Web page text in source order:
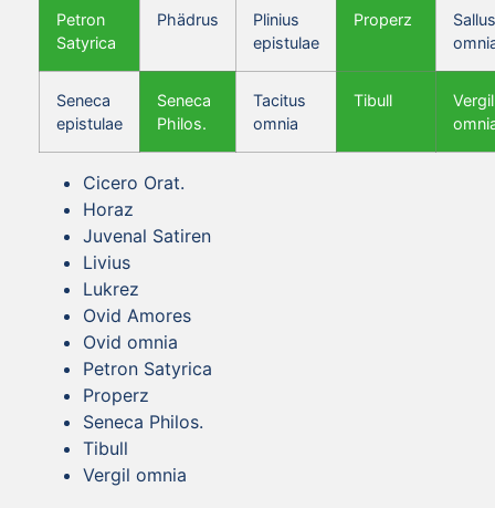
Petron
Satyrica
Phädrus
Plinius
epistulae
Properz
Seneca
epistulae
Seneca
Philos.
Tacitus
omnia
Tibull
Vergil
Cicero Orat.
Horaz
Juvenal Satiren
Livius
Lukrez
Ovid Amores
Ovid omnia
Petron Satyrica
Properz
Seneca Philos.
Tibull
Vergil omnia